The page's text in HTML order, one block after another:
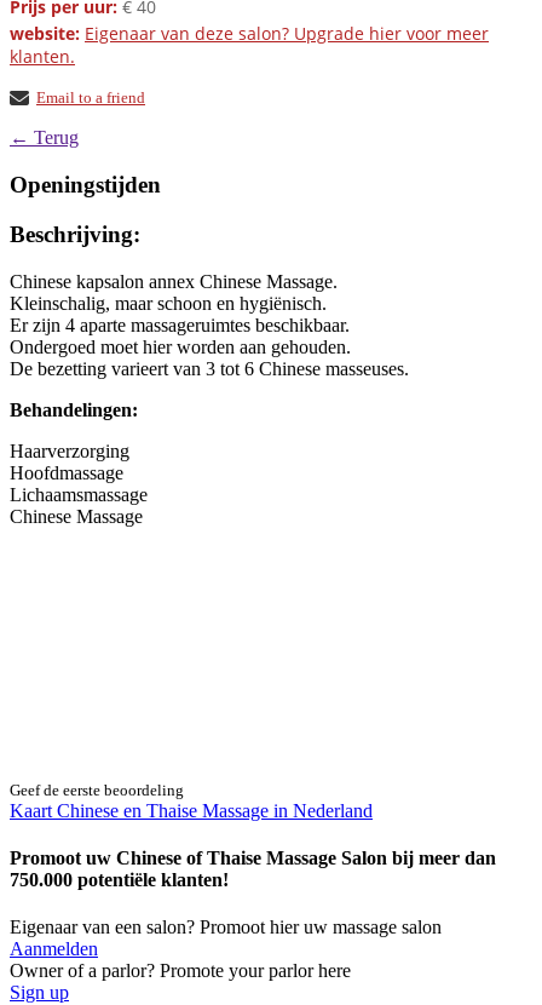
Prijs per uur: € 40
website: Eigenaar van deze salon? Upgrade hier voor meer
klanten.
Email to a friend
← Terug
Openingstijden
Beschrijving:
Chinese kapsalon annex Chinese Massage.
Kleinschalig, maar schoon en hygiënisch.
Er zijn 4 aparte massageruimtes beschikbaar.
Ondergoed moet hier worden aan gehouden.
De bezetting varieert van 3 tot 6 Chinese masseuses.
Behandelingen:
Haarverzorging
Hoofdmassage
Lichaamsmassage
Chinese Massage
Geef de eerste beoordeling
Kaart Chinese en Thaise Massage in Nederland
Promoot uw Chinese of Thaise Massage Salon bij meer dan
750.000 potentiële klanten!
Eigenaar van een salon? Promoot hier uw massage salon
Aanmelden
Owner of a parlor? Promote your parlor here
Sign up